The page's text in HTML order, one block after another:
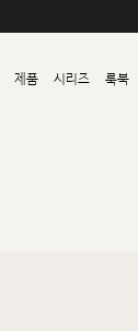
제품 시리즈 룩북